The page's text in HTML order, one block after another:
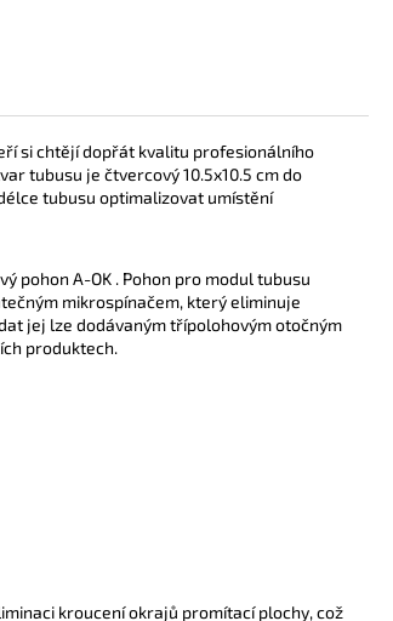
si chtějí dopřát kvalitu profesionálního
tubusu je čtvercový 10.5x10.5 cm do
tubusu optimalizovat umístění
pohon A-OK . Pohon pro modul tubusu
mikrospínačem, kterýeliminuje
jej lze dodávaným třípolohovým otočným
produktech.
kroucení okrajů promítací plochy, což